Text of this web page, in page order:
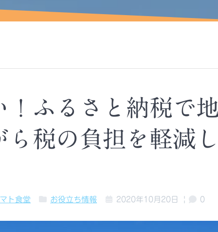
！ふるさと納税で
ら税の負担を軽減
ト食堂 お役立ち情報 2020年10月20日 | 0